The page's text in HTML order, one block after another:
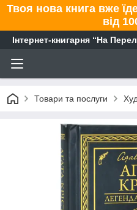
Твоя нова книга вже
від
Інтернет-книгарня “На
Товари та послуги